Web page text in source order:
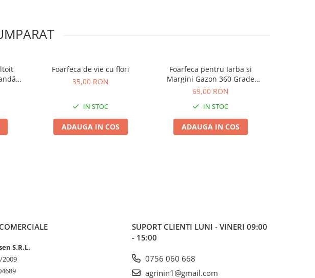
Foarfeca de vie cu flori
35,00 RON
IN STOC
ADAUGA IN COS
Foarfeca pentru Iarba si
Margini Gazon 360 Grade
Bradas, Foarfeca Manuala cu
69,00 RON
IN STOC
ADAUGA IN COS
S.R.L.
2009
SUPORT CLIENTI LUNI - VINERI 09:00
- 15:00
0756 060 668
agrinin1@gmail.com